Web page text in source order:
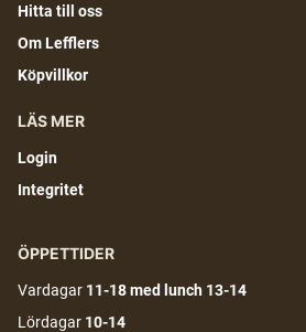
Hitta till oss
Om Lefflers
Köpvillkor
LÄS MER
Login
Integritet
ÖPPETTIDER
Vardagar 11-18med lunch 13-14
Lördagar 10-14